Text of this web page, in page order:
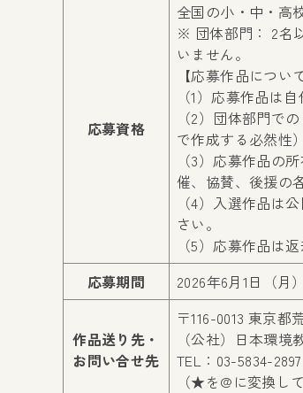
応募資格
全国の小・中・高
※ 団体部門： 2名
いません。
【応募作品について
（1）応募作品は
（2）団体部門で
で作成する必然性
（3）応募作品の
催、協賛、後援の
（4）入選作品は
さい。
（5）応募作品は
応募期間
2026年6月1日（月
作品送り先・
お問い合せ先
〒116-0013 東京
（公社）日本環
TEL：03-5834-
（★を@に変換し